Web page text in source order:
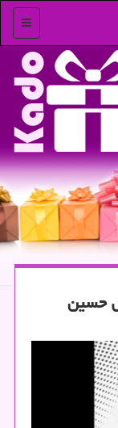
منو
حسین